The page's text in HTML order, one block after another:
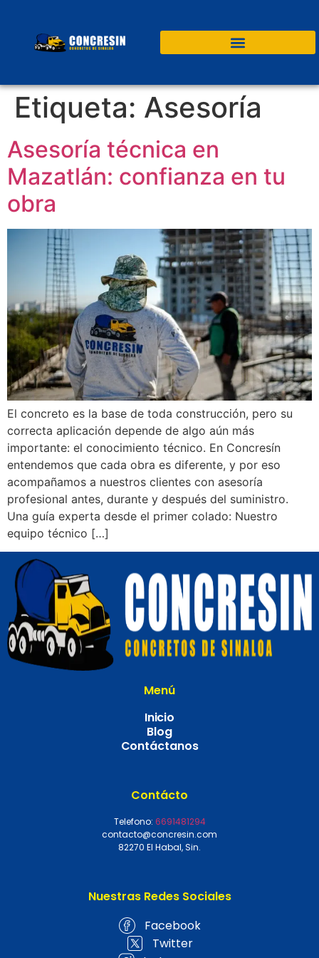
Etiqueta: Asesoría
Asesoría técnica en
Mazatlán: confianza en tu
obra
El concreto es la base de toda construcción, pero su
correcta aplicación depende de algo aún más
importante: el conocimiento técnico. En Concresín
entendemos que cada obra es diferente, y por eso
acompañamos a nuestros clientes con asesoría
profesional antes, durante y después del suministro.
Una guía experta desde el primer colado: Nuestro
equipo técnico […]
Menú
Inicio
Blog
Contáctanos
Contácto
Telefono: 6691481294
contacto@concresin.com
82270 El Habal, Sin.
Nuestras Redes Sociales
Facebook
Twitter